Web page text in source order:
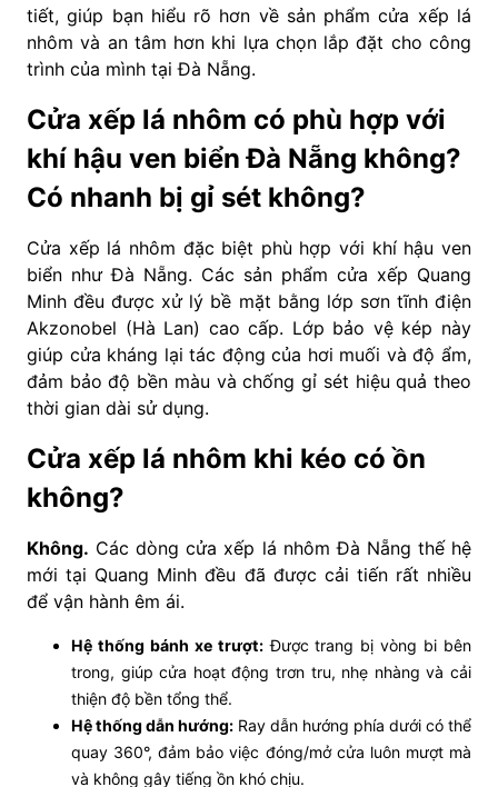
tiết, giúp bạn hiểu rõ hơn về sản phẩm cửa xếp lá
nhôm và an tâm hơn khi lựa chọn lắp đặt cho công
trình của mình tại Đà Nẵng.
Cửa xếp lá nhôm có phù hợp với
khí hậu ven biển Đà Nẵng không?
Có nhanh bị gỉ sét không?
Cửa xếp lá nhôm đặc biệt phù hợp với khí hậu ven
biển như Đà Nẵng. Các sản phẩm cửa xếp Quang
Minh đều được xử lý bề mặt bằng lớp sơn tĩnh điện
Akzonobel (Hà Lan) cao cấp. Lớp bảo vệ kép này
giúp cửa kháng lại tác động của hơi muối và độ ẩm,
đảm bảo độ bền màu và chống gỉ sét hiệu quả theo
thời gian dài sử dụng.
Cửa xếp lá nhôm khi kéo có ồn
không?
Không. Các dòng cửa xếp lá nhôm Đà Nẵng thế hệ
mới tại Quang Minh đều đã được cải tiến rất nhiều
để vận hành êm ái.
Hệ thống bánh xe trượt:Được trang bị vòng bi bên
trong, giúp cửa hoạt động trơn tru, nhẹ nhàng và cải
thiện độ bền tổng thể.
Hệ thống dẫn hướng: Ray dẫn hướng phía dưới có thể
quay 360°, đảm bảo việc đóng/mở cửa luôn mượt mà
và không gây tiếng ồn khó chịu.